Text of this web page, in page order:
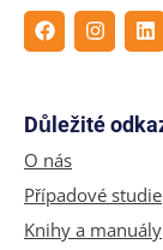
Důležité
O nás
Případové studie
Knihy a manuály